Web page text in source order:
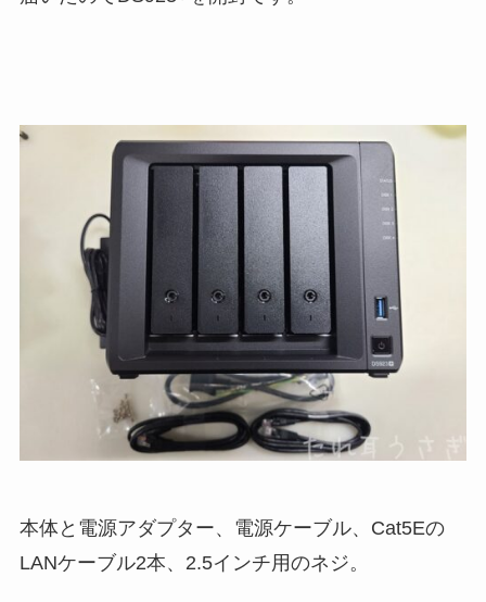
本体と電源アダプター、電源ケーブル、Cat5Eの
LANケーブル2本、2.5インチ用のネジ。